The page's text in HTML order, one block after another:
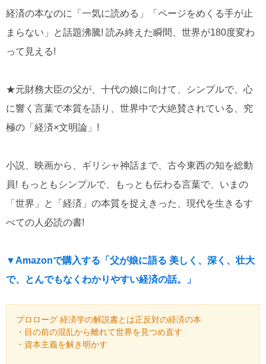
経済の本なのに「一気に読める」「ページをめくる手が止
まらない」と話題沸騰! 読み終えた瞬間、世界が180度変わ
って見える!
★元財務大臣の父が、十代の娘に向けて、シンプルで、心
に響く言葉で本質を語り、世界中で大絶賛されている、究
極の「経済×文明論」!
小説、映画から、ギリシャ神話まで、古今東西の知を総動
員! もっともシンプルで、もっとも伝わる言葉で、いまの
「世界」と「経済」の本質を捉えきった、現代を生きるす
べての人必読の書!
▼Amazonで購入する「父が娘に語る 美しく、深く、壮大
で、とんでもなくわかりやすい経済の話。」
プロローグ 経済学の解説書とは正反対の経済の本
・目の前の混乱から離れて世界を見つめ直す
・資本主義を解き明かす